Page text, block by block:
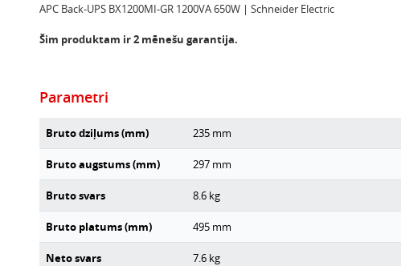
APC Back-UPS BX1200MI-GR 1200VA 650W | Schneider Electric
Šim produktam ir 2 mēnešu garantija.
Parametri
Bruto dziļums (mm) 235 mm
Bruto augstums (mm) 297 mm
Bruto svars 8.6 kg
Bruto platums (mm) 495 mm
Neto svars 7.6 kg